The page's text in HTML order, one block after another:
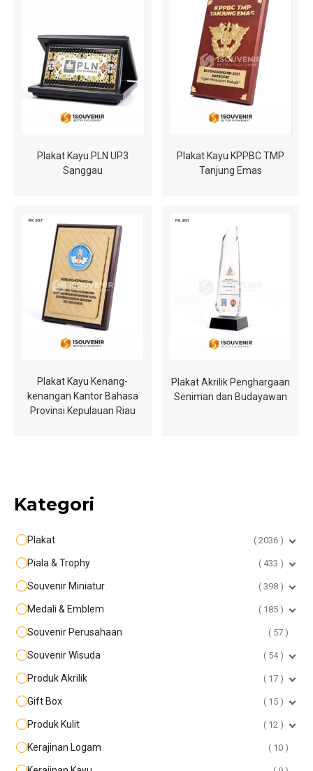
Plakat Kayu PLN UP3
Sanggau
Plakat Kayu KPPBC TMP
Tanjung Emas
Plakat Kayu Kenang-
kenangan Kantor Bahasa
Provinsi Kepulauan Riau
Plakat Akrilik Penghargaan
Seniman dan Budayawan
Kategori
Plakat 2036
Piala & Trophy 433
Souvenir Miniatur 398
Medali & Emblem 185
Souvenir Perusahaan 57
Souvenir Wisuda 54
Produk Akrilik 17
Gift Box 15
Produk Kulit 12
Kerajinan Logam 10